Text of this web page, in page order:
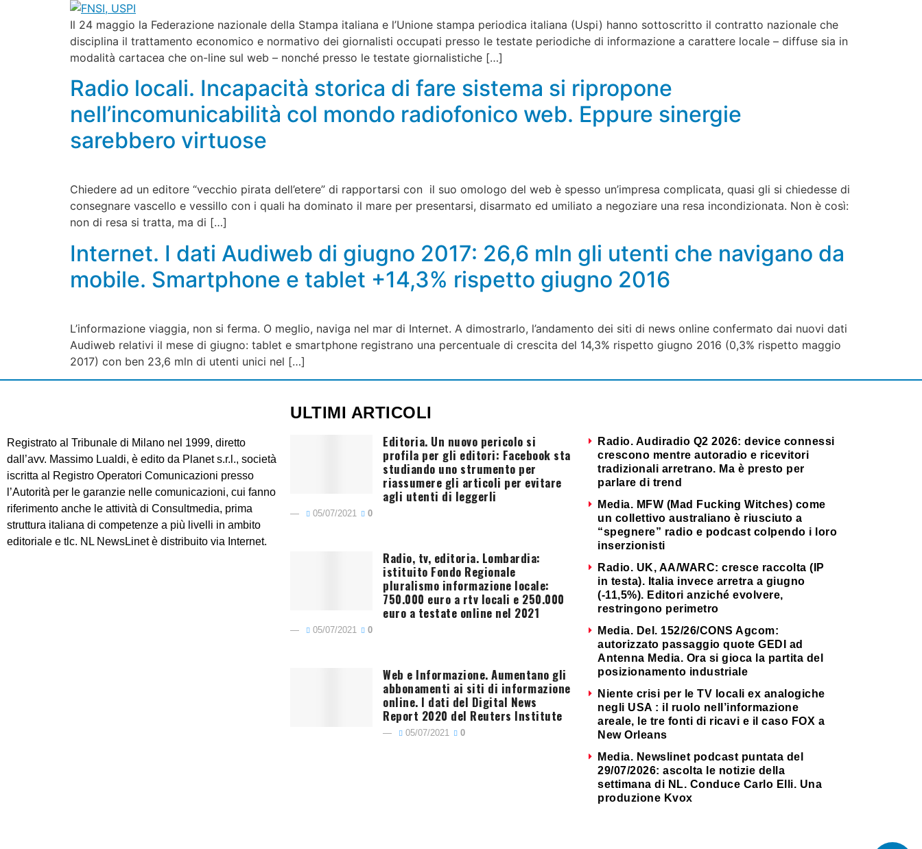
Il 24 maggio la Federazione nazionale della Stampa italiana e l’Unione stampa periodica italiana (Uspi) hanno sottoscritto il contratto nazionale che
disciplina il trattamento economico e normativo dei giornalisti occupati presso le testate periodiche di informazione a carattere locale – diffuse sia in
modalità cartacea che on-line sul web – nonché presso le testate giornalistiche […]
Radio locali. Incapacità storica di fare sistema si ripropone
nell’incomunicabilità col mondo radiofonico web. Eppure sinergie
sarebbero virtuose
Chiedere ad un editore “vecchio pirata dell’etere” di rapportarsi con il suo omologo del web è spesso un’impresa complicata, quasi gli si chiedesse di
consegnare vascello e vessillo con i quali ha dominato il mare per presentarsi, disarmato ed umiliato a negoziare una resa incondizionata. Non è così:
non di resa si tratta, ma di […]
Internet. I dati Audiweb di giugno 2017: 26,6 mln gli utenti che navigano da
mobile. Smartphone e tablet +14,3% rispetto giugno 2016
L’informazione viaggia, non si ferma. O meglio, naviga nel mar di Internet. A dimostrarlo, l’andamento dei siti di news online confermato dai nuovi dati
Audiweb relativi il mese di giugno: tablet e smartphone registrano una percentuale di crescita del 14,3% rispetto giugno 2016 (0,3% rispetto maggio
2017) con ben 23,6 mln di utenti unici nel […]
Registrato al Tribunale di Milano nel 1999, diretto
dall’avv. Massimo Lualdi, è edito da Planet s.r.l., società
iscritta al Registro Operatori Comunicazioni presso
l’Autorità per le garanzie nelle comunicazioni, cui fanno
riferimento anche le attività di Consultmedia, prima
struttura italiana di competenze a più livelli in ambito
editoriale e tlc. NL NewsLinet è distribuito via Internet.
ULTIMI ARTICOLI
Editoria. Un nuovo pericolo si
profila per gli editori: Facebook sta
studiando uno strumento per
riassumere gli articoli per evitare
agli utenti di leggerli
05/07/2021 0
Radio, tv, editoria. Lombardia:
istituito Fondo Regionale
pluralismo informazione locale:
750.000 euro a rtv locali e 250.000
euro a testate online nel 2021
05/07/2021 0
Web e Informazione. Aumentano gli
abbonamenti ai siti di informazione
online. I dati del Digital News
Report 2020 del Reuters Institute
05/07/2021 0
Radio. Audiradio Q2 2026: device connessi
crescono mentre autoradio e ricevitori
tradizionali arretrano. Ma è presto per
parlare di trend
Media. MFW (Mad Fucking Witches) come
un collettivo australiano è riusciuto a
“spegnere” radio e podcast colpendo i loro
inserzionisti
Radio. UK, AA/WARC: cresce raccolta (IP
in testa). Italia invece arretra a giugno
(-11,5%). Editori anziché evolvere,
restringono perimetro
Media. Del. 152/26/CONS Agcom:
autorizzato passaggio quote GEDI ad
Antenna Media. Ora si gioca la partita del
posizionamento industriale
Niente crisi per le TV locali ex analogiche
negli USA : il ruolo nell’informazione
areale, le tre fonti di ricavi e il caso FOX a
New Orleans
Media. Newslinet podcast puntata del
29/07/2026: ascolta le notizie della
settimana di NL. Conduce Carlo Elli. Una
produzione Kvox